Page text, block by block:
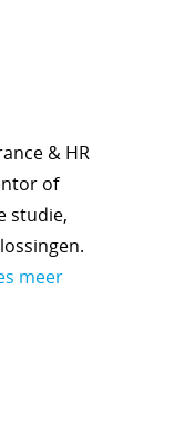
& HR
of
studie,
meer